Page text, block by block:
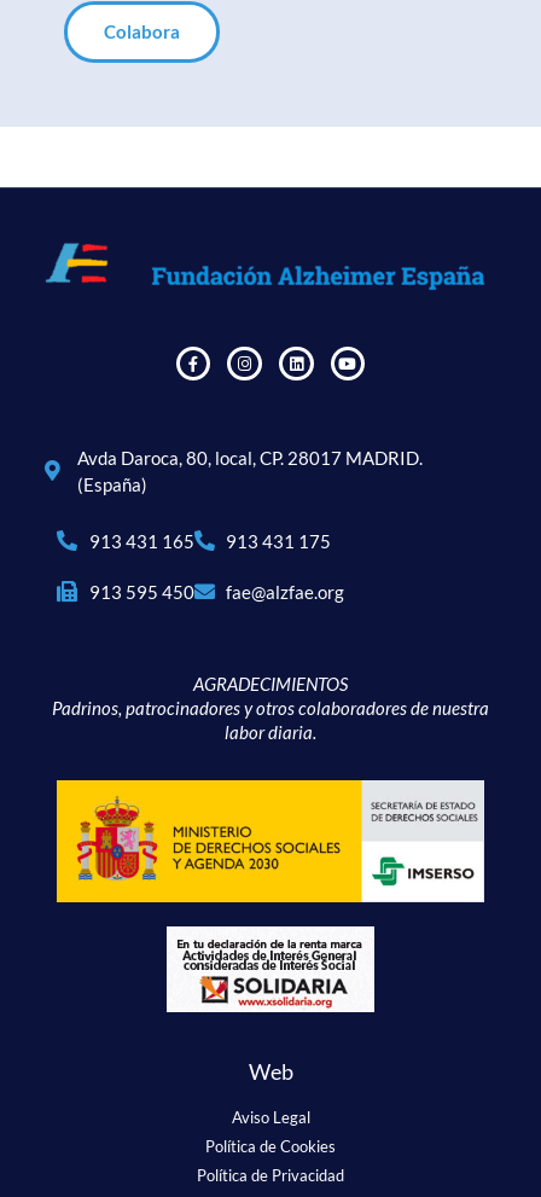
Colabora
Avda Daroca, 80, local, CP. 28017 MADRID.
(España)
913 431 165 913 431 175
913 595 450 fae@alzfae.org
AGRADECIMIENTOS
Padrinos, patrocinadores y otros colaboradores de nuestra
labor diaria.
Web
Aviso Legal
Política de Cookies
Política de Privacidad